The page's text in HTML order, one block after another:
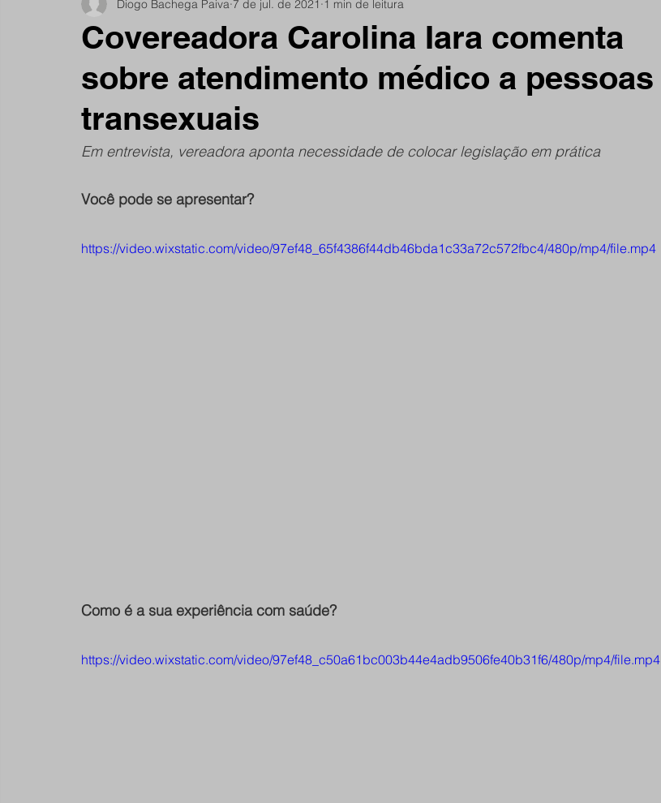
Notícias do Jardim São Remo Debate Comunidade
São Remano Entrevista Mulheres Esportes frente do site
Covereadora Carolina Iara comenta
sobre atendimento médico a pessoas
transexuais
Diogo Bachega Paiva 7 de jul. de 2021 1 min de leitura
Em entrevista, vereadora aponta necessidade de colocar legislação em prática
Você pode se apresentar?
https://video.wixstatic.com/video/97ef48_65f4386f44db46bda1c33a72c572fbc4/480p/mp4/file.mp4
Como é a sua experiência com saúde?
https://video.wixstatic.com/video/97ef48_c50a61bc003b44e4adb9506fe40b31f6/480p/mp4/file.mp4